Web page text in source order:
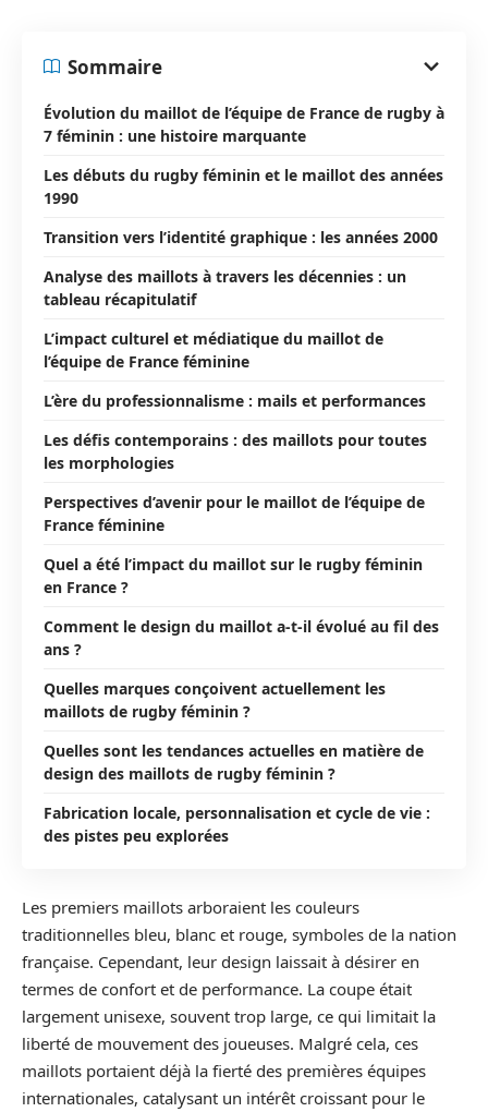
Sommaire
Évolution du maillot de l’équipe de France de rugby à
7 féminin : une histoire marquante
Les débuts du rugby féminin et le maillot des années
1990
Transition vers l’identité graphique : les années 2000
Analyse des maillots à travers les décennies : un
tableau récapitulatif
L’impact culturel et médiatique du maillot de
l’équipe de France féminine
L’ère du professionnalisme : mails et performances
Les défis contemporains : des maillots pour toutes
les morphologies
Perspectives d’avenir pour le maillot de l’équipe de
France féminine
Quel a été l’impact du maillot sur le rugby féminin
en France ?
Comment le design du maillot a-t-il évolué au fil des
ans ?
Quelles marques conçoivent actuellement les
maillots de rugby féminin ?
Quelles sont les tendances actuelles en matière de
design des maillots de rugby féminin ?
Fabrication locale, personnalisation et cycle de vie :
des pistes peu explorées
Les premiers maillots arboraient les couleurs
traditionnelles bleu, blanc et rouge, symboles de la nation
française. Cependant, leur design laissait à désirer en
termes de confort et de performance. La coupe était
largement unisexe, souvent trop large, ce qui limitait la
liberté de mouvement des joueuses. Malgré cela, ces
maillots portaient déjà la fierté des premières équipes
internationales, catalysant un intérêt croissant pour le